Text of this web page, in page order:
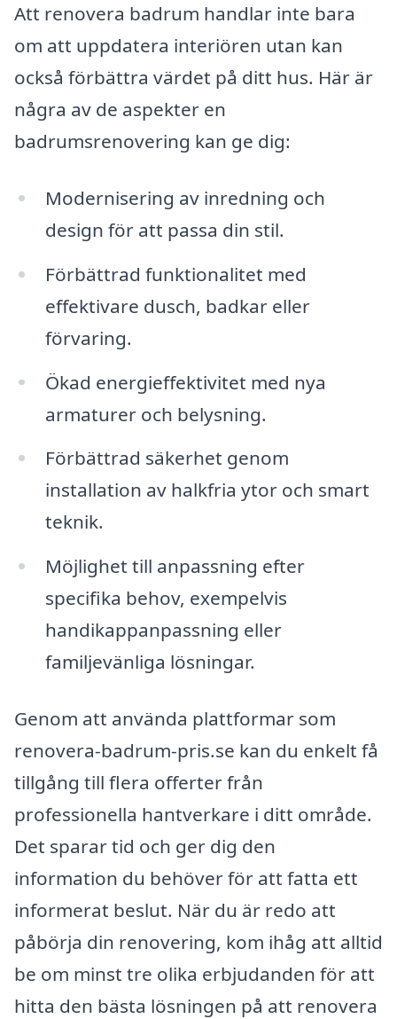
Att renovera badrum handlar inte bara
om att uppdatera interiören utan kan
också förbättra värdet på ditt hus. Här är
några av de aspekter en
badrumsrenovering kan ge dig:
Modernisering av inredning och
design för att passa din stil.
Förbättrad funktionalitet med
effektivare dusch, badkar eller
förvaring.
Ökad energieffektivitet med nya
armaturer och belysning.
Förbättrad säkerhet genom
installation av halkfria ytor och smart
teknik.
Möjlighet till anpassning efter
specifika behov, exempelvis
handikappanpassning eller
familjevänliga lösningar.
Genom att använda plattformar som
renovera-badrum-pris.se kan du enkelt få
tillgång till flera offerter från
professionella hantverkare i ditt område.
Det sparar tid och ger dig den
information du behöver för att fatta ett
informerat beslut. När du är redo att
påbörja din renovering, kom ihåg att alltid
be om minst tre olika erbjudanden för att
hitta den bästa lösningen på att renovera